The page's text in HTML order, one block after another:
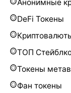
Анонимные
DeFi Токены
ТОП
Токены
Фан токены